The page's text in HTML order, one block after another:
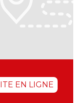
EN LIGNE